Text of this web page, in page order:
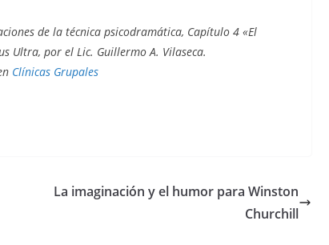
de la técnica psicodramática, Capítulo 4 «El
Ultra, por el Lic. Guillermo A. Vilaseca.
Clínicas Grupales
La imaginación y el humor para Winston
Churchill